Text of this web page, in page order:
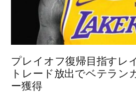
プレイオフ復帰目指すレ
トレード放出でベテラン
ー獲得